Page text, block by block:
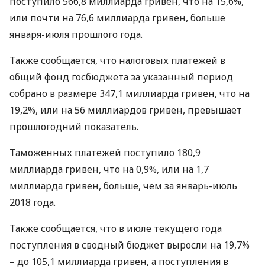
или почти на 76,6 миллиарда гривен, больше
января-июля прошлого года.
Также сообщается, что налоговых платежей в
общий фонд госбюджета за указанный период
собрано в размере 347,1 миллиарда гривен, что на
19,2%, или на 56 миллиардов гривен, превышает
прошлогодний показатель.
Таможенных платежей поступило 180,9
миллиарда гривен, что на 0,9%, или на 1,7
миллиарда гривен, больше, чем за январь-июль
2018 года.
Также сообщается, что в июле текущего года
поступления в сводный бюджет выросли на 19,7%
– до 105,1 миллиарда гривен, а поступления в